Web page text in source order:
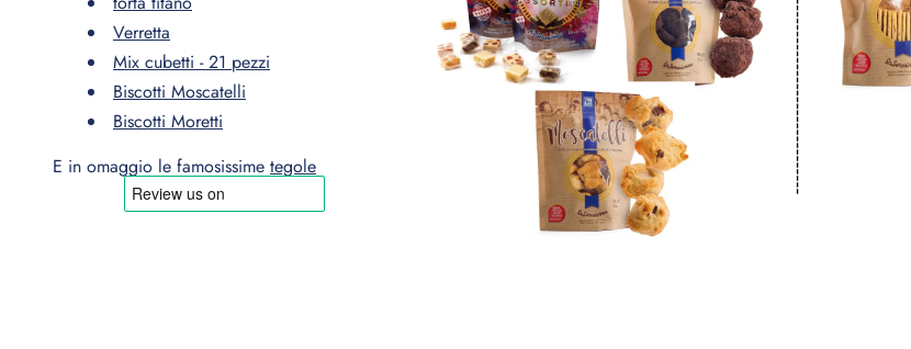
Verretta
Mix cubetti - 21 pezzi
Biscotti Moscatelli
Biscotti Moretti
E in omaggio le famosissime tegole